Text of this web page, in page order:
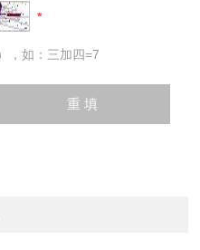
，如：三加四=7